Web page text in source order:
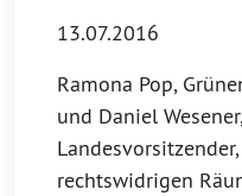
13.07.2016
Ramona Pop,
und Daniel
rechtswidrigen